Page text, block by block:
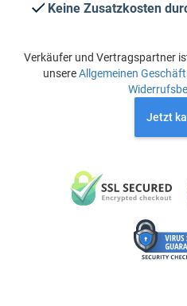
Keine Zusatzkosten
Verkäufer und Vertragspartner
unsereAllgemeinen
Jetzt